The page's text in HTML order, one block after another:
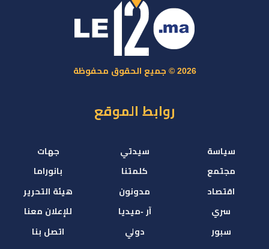
2026 © جميع الحقوق محفوظة
روابط الموقع
سياسة
مجتمع
اقتصاد
سري
سبور
سيدتي
كلمتنا
مدونون
آر -ميديا
دولي
جهات
بانوراما
هيئة التحرير
للإعلان معنا
اتصل بنا